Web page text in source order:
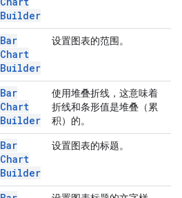
Builder
Bar
Chart
Builder
设置图表的范围。
Bar
Chart
Builder
使用堆叠折线，这意味着
折线和条形值是堆叠（累
积）的。
Bar
Chart
Builder
设置图表的标题。